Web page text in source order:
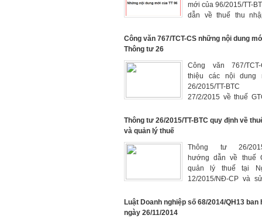
mới của 96/2015/TT-
dẫn về thuế thu
Công văn 767/TCT-CS những nội dung
Thông tư 26
Công văn 767/
thiệu các nội dung
26/2015/TT-
27/2/2015 về thuế
Thông tư 26/2015/TT-BTC quy định về
và quản lý thuế
Thông tư 26/2015/
hướng dẫn về thuế
quản lý thuế tại
12/2015/NĐ-CP và
39/2014/TT-BTC
Luật Doanh nghiệp số 68/2014/QH13 ban
ngày 26/11/2014